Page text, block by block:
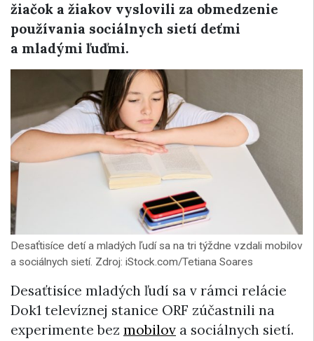
žiačok a žiakov vyslovili za obmedzenie
používania sociálnych sietí deťmi
a mladými ľuďmi.
Desaťtisíce detí a mladých ľudí sa na tri týždne vzdali mobilov
a sociálnych sietí. Zdroj: iStock.com/Tetiana Soares
Desaťtisíce mladých ľudí sa v rámci relácie
Dok1 televíznej stanice ORF zúčastnili na
experimente bez mobilov a sociálnych sietí.